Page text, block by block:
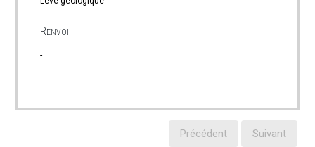
Renvoi
-
Précédent Suivant